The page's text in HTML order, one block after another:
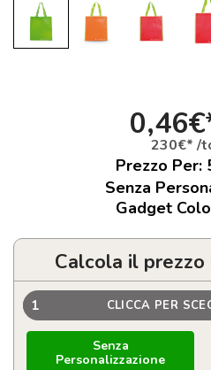
230€* /
Prezzo Per:
Senza
Gadget
Calcola il
1 CLICCA PER
Senza
Personalizzazione